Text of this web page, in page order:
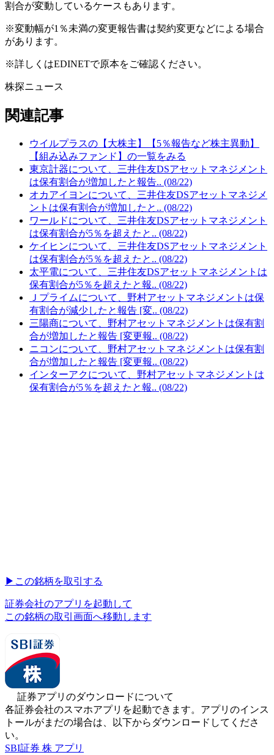
割合が変動しているケースもあります。
※変動幅が1％未満の変更報告書は契約変更などによる場合
があります。
※詳しくはEDINETで原本をご確認ください。
株探ニュース
関連記事
ウイルプラスの【大株主】【5％報告など株主異動】
【組み込みファンド】の一覧をみる
東京計器について、三井住友DSアセットマネジメント
は保有割合が増加したと報告.. (08/22)
オカアイヨンについて、三井住友DSアセットマネジメ
ントは保有割合が増加したと.. (08/22)
ワールドについて、三井住友DSアセットマネジメント
は保有割合が5％を超えたと.. (08/22)
ケイヒンについて、三井住友DSアセットマネジメント
は保有割合が5％を超えたと.. (08/22)
太平電について、三井住友DSアセットマネジメントは
保有割合が5％を超えたと報.. (08/22)
Ｊプライムについて、野村アセットマネジメントは保
有割合が減少したと報告 [変.. (08/22)
三陽商について、野村アセットマネジメントは保有割
合が増加したと報告 [変更報.. (08/22)
ニコンについて、野村アセットマネジメントは保有割
合が増加したと報告 [変更報.. (08/22)
インターアクについて、野村アセットマネジメントは
保有割合が5％を超えたと報.. (08/22)
▶︎ この銘柄を取引する
証券会社のアプリを起動して
この銘柄の取引画面へ移動します
証券アプリのダウンロードについて
各証券会社のスマホアプリを起動できます。アプリのインス
トールがまだの場合は、以下からダウンロードしてくださ
い。
SBI証券 株 アプリ